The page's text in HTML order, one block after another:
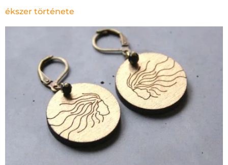
ékszer története